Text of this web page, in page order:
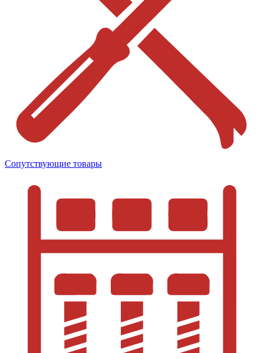
Сопутствующие товары